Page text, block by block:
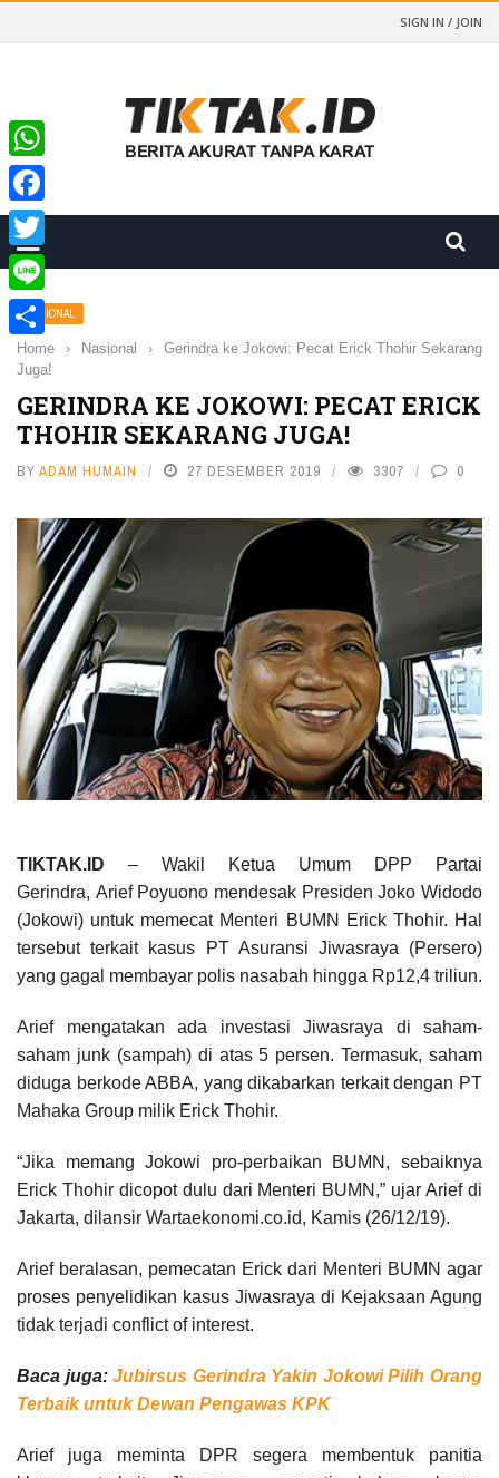
SIGN IN / JOIN
NASIONAL
Home › Nasional ›
Gerindra ke Jokowi: Pecat Erick Thohir Sekarang
Juga!
GERINDRA KE JOKOWI: PECAT ERICK
THOHIR SEKARANG JUGA!
BY ADAM HUMAIN 27 DESEMBER 2019 3307 0
TIKTAK.ID – Wakil Ketua Umum DPP Partai
Gerindra, Arief Poyuono mendesak Presiden Joko Widodo
(Jokowi) untuk memecat Menteri BUMN Erick Thohir. Hal
tersebut terkait kasus PT Asuransi Jiwasraya (Persero)
yang gagal membayar polis nasabah hingga Rp12,4 triliun.
Arief mengatakan ada investasi Jiwasraya di saham-
saham junk (sampah) di atas 5 persen. Termasuk, saham
diduga berkode ABBA, yang dikabarkan terkait dengan PT
Mahaka Group milik Erick Thohir.
“Jika memang Jokowi pro-perbaikan BUMN, sebaiknya
Erick Thohir dicopot dulu dari Menteri BUMN,” ujar Arief di
Jakarta, dilansir Wartaekonomi.co.id, Kamis (26/12/19).
Arief beralasan, pemecatan Erick dari Menteri BUMN agar
proses penyelidikan kasus Jiwasraya di Kejaksaan Agung
tidak terjadi conflict of interest.
Baca juga:Jubirsus Gerindra Yakin Jokowi Pilih Orang
Terbaik untuk Dewan Pengawas KPK
Arief juga meminta DPR segera membentuk panitia
WhatsApp
Facebook
Twitter
Line
Share